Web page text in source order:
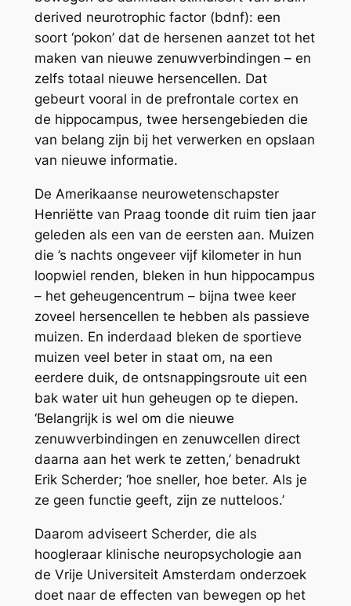
derived neurotrophic factor (bdnf): een
soort ‘pokon’ dat de hersenen aanzet tot het
maken van nieuwe zenuwverbindingen – en
zelfs totaal nieuwe hersencellen. Dat
gebeurt vooral in de prefrontale cortex en
de hippocampus, twee hersengebieden die
van belang zijn bij het verwerken en opslaan
van nieuwe informatie.
De Amerikaanse neurowetenschapster
Henriëtte van Praag toonde dit ruim tien jaar
geleden als een van de eersten aan. Muizen
die ’s nachts ongeveer vijf kilometer in hun
loopwiel renden, bleken in hun hippocampus
– het geheugencentrum – bijna twee keer
zoveel hersencellen te hebben als passieve
muizen. En inderdaad bleken de sportieve
muizen veel beter in staat om, na een
eerdere duik, de ontsnappingsroute uit een
bak water uit hun geheugen op te diepen.
‘Belangrijk is wel om die nieuwe
zenuwverbindingen en zenuwcellen direct
daarna aan het werk te zetten,’ benadrukt
Erik Scherder; ‘hoe sneller, hoe beter. Als je
ze geen functie geeft, zijn ze nutteloos.’
Daarom adviseert Scherder, die als
hoogleraar klinische neuropsychologie aan
de Vrije Universiteit Amsterdam onderzoek
doet naar de effecten van bewegen op het